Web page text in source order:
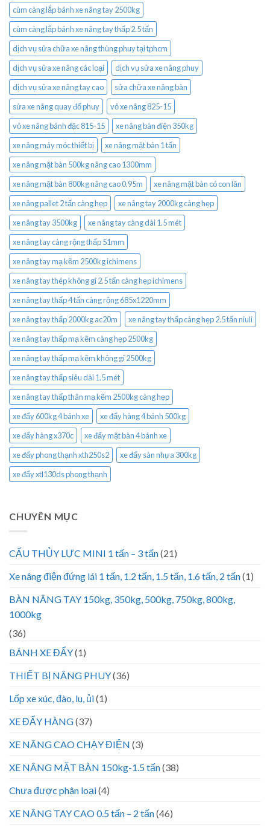
cùm càng lắp bánh xe nâng tay 2500kg
cùm càng lắp bánh xe nâng tay thấp 2.5 tấn
dịch vụ sửa chữa xe nâng thùng phuy tại tphcm
dịch vụ sửa xe nâng các loại
dịch vụ sửa xe nâng phuy
dịch vụ sửa xe nâng tay cao
sửa chữa xe nâng bàn
sửa xe nâng quay đổ phuy
vỏ xe nâng 825-15
vỏ xe nâng bánh đặc 815-15
xe nâng bàn điện 350kg
xe nâng máy móc thiết bị
xe nâng mặt bàn 1 tấn
xe nâng mặt bàn 500kg nâng cao 1300mm
xe nâng mặt bàn 800kg nâng cao 0.95m
xe nâng mặt bàn có con lăn
xe nâng pallet 2 tấn càng hẹp
xe nâng tay 2000kg càng hẹp
xe nâng tay 3500kg
xe nâng tay càng dài 1.5 mét
xe nâng tay càng rộng thấp 51mm
xe nâng tay mạ kẽm 2500kg ichimens
xe nâng tay thép không gỉ 2.5 tấn càng hẹp ichimens
xe nâng tay thấp 4 tấn càng rộng 685x1220mm
xe nâng tay thấp 2000kg ac20m
xe nâng tay thấp càng hẹp 2.5 tấn niuli
xe nâng tay thấp mạ kẽm càng hẹp 2500kg
xe nâng tay thấp mạ kẽm không gỉ 2500kg
xe nâng tay thấp siêu dài 1.5 mét
xe nâng tay thấp thân mạ kẽm 2500kg càng hẹp
xe đẩy 600kg 4 bánh xe
xe đẩy hàng 4 bánh 500kg
xe đẩy hàng x370c
xe đẩy mặt bàn 4 bánh xe
xe đẩy phong thạnh xth250s2
xe đẩy sàn nhựa 300kg
xe đẩy xtl130ds phong thạnh
CHUYÊN MỤC
CẨU THỦY LỰC MINI 1 tấn – 3 tấn(21)
Xe nâng điện đứng lái 1 tấn, 1.2 tấn, 1.5 tấn, 1.6 tấn, 2 tấn(1)
BÀN NÂNG TAY 150kg, 350kg, 500kg, 750kg, 800kg,
1000kg
(36)
BÁNH XE ĐẨY(1)
THIẾT BỊ NÂNG PHUY(36)
Lốp xe xúc, đào, lu, ủi(1)
XE ĐẨY HÀNG(37)
XE NÂNG CAO CHẠY ĐIỆN (3)
XE NÂNG MẶT BÀN 150kg-1.5 tấn(38)
Chưa được phân loại(4)
XE NÂNG TAY CAO 0.5 tấn – 2 tấn(46)